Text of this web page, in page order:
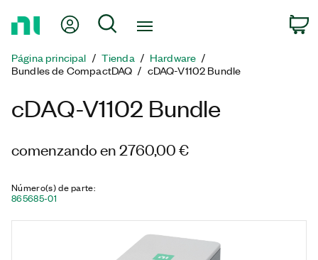
página
principal
Mi cuentaBúsqueda
Página principal Tienda
Hardware
Bundles​ de CompactDAQ
cDAQ-V1102 Bundle
cDAQ-V1102 Bundle
comenzando en 2760,00 €
Número(s) de parte:
865685-01